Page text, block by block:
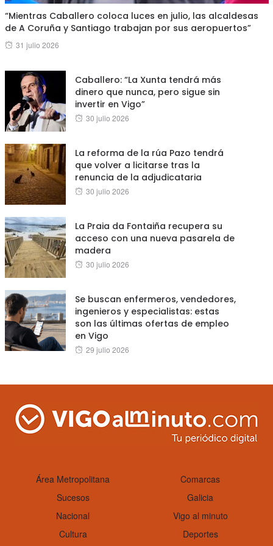
“Mientras Caballero coloca luces en julio, las alcaldesas
de A Coruña y Santiago trabajan por sus aeropuertos”
Posted
31 julio 2026
Caballero: “La Xunta tendrá más
dinero que nunca, pero sigue sin
invertir en Vigo”
Posted
30 julio 2026
La reforma de la rúa Pazo tendrá
que volver a licitarse tras la
renuncia de la adjudicataria
Posted
30 julio 2026
La Praia da Fontaiña recupera su
acceso con una nueva pasarela de
madera
Posted
30 julio 2026
Se buscan enfermeros, vendedores,
ingenieros y especialistas: estas
son las últimas ofertas de empleo
en Vigo
Posted
29 julio 2026
Área Metropolitana
Comarcas
Sucesos
Galicia
Nacional
Vigo al minuto
Cultura
Deportes